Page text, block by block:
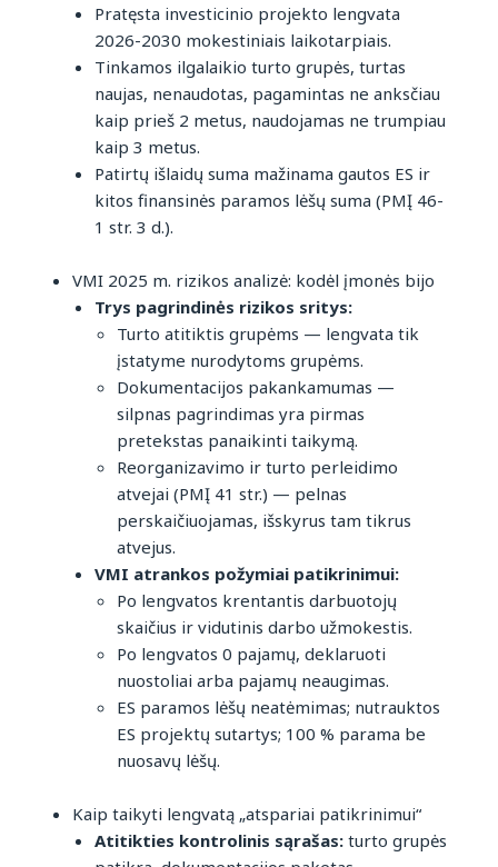
Pratęsta investicinio projekto lengvata
2026-2030 mokestiniais laikotarpiais.
Tinkamos ilgalaikio turto grupės, turtas
naujas, nenaudotas, pagamintas ne anksčiau
kaip prieš 2 metus, naudojamas ne trumpiau
kaip 3 metus.
Patirtų išlaidų suma mažinama gautos ES ir
kitos finansinės paramos lėšų suma (PMĮ 46-
1 str. 3 d.).
VMI 2025 m. rizikos analizė: kodėl įmonės bijo
Trys pagrindinės rizikos sritys:
Turto atitiktis grupėms — lengvata tik
įstatyme nurodytoms grupėms.
Dokumentacijos pakankamumas —
silpnas pagrindimas yra pirmas
pretekstas panaikinti taikymą.
Reorganizavimo ir turto perleidimo
atvejai (PMĮ 41 str.) — pelnas
perskaičiuojamas, išskyrus tam tikrus
atvejus.
VMI atrankos požymiai patikrinimui:
Po lengvatos krentantis darbuotojų
skaičius ir vidutinis darbo užmokestis.
Po lengvatos 0 pajamų, deklaruoti
nuostoliai arba pajamų neaugimas.
ES paramos lėšų neatėmimas; nutrauktos
ES projektų sutartys; 100 % parama be
nuosavų lėšų.
Kaip taikyti lengvatą „atspariai patikrinimui“
Atitikties kontrolinis sąrašas: turto grupės